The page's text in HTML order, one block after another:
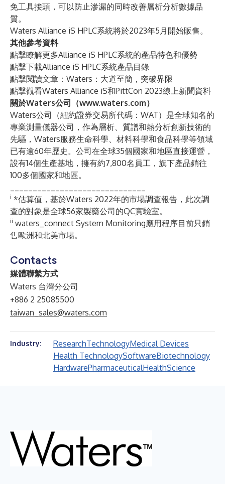
免工具接頭，可以防止滲漏的同時改善層析分析數據品
質。
Waters Alliance iS HPLC系統將於2023年5月開始販售。
其他參考資料
點擊瞭解更多Alliance iS HPLC系統的產品特色和優勢
點擊下載Alliance iS HPLC系統產品目錄
點擊閱讀文章： Waters：大道至簡，突破界限
點擊觀看Waters Alliance iS和PittCon 2023線上新聞資料
關於Waters公司（www.waters.com）
Waters公司（紐約證券交易所代碼：WAT）是全球知名的
專業測量儀器公司，作為層析、質譜和熱分析創新技術的
先驅，Waters服務生命科學、材料科學和食品科學等領域
已有逾60年歷史。公司在全球35個國家和地區直接運營，
設有14個生產基地，擁有約7,800名員工，旗下產品銷往
100多個國家和地區。
i *估算值，基於Waters 2022年的市場調查報告，此次調
查的對象是全球56家製藥公司的QC實驗室。
ii waters_connect System Monitoring應用程序目前只銷
售歐洲和北美市場。
Contacts
媒體聯繫方式
Waters 台灣分公司
+886 2 25085500
taiwan_sales@waters.com
Industry: ResearchTechnologyMedical Devices
Health TechnologySoftwareBiotechnology
HardwarePharmaceuticalHealthScience